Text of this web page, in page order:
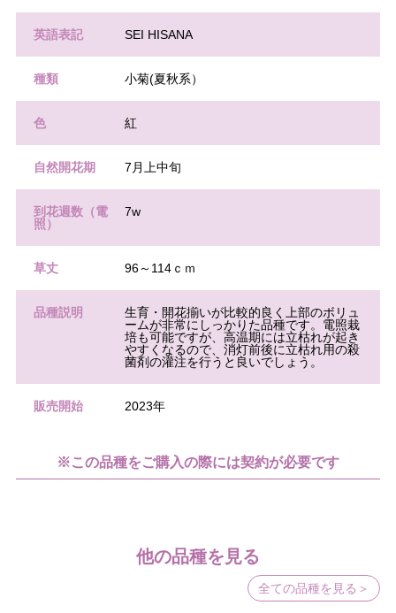
英語表記 SEI HISANA
種類 小菊(夏秋系）
色 紅
自然開花期 7月上中旬
到花週数（電
照）
7w
草丈 96～114ｃｍ
品種説明
生育・開花揃いが比較的良く上部のボリュ
ームが非常にしっかりた品種です。電照栽
培も可能ですが、高温期には立枯れが起き
やすくなるので、消灯前後に立枯れ用の殺
菌剤の灌注を行うと良いでしょう。
販売開始 2023年
※この品種をご購入の際には契約が必要です
他の品種を見る
全ての品種を見る＞